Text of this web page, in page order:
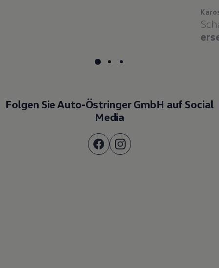
Folgen Sie Auto-Östringer GmbH auf Social
Media